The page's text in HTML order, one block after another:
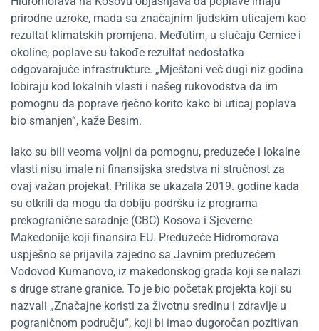
prirodne uzroke, mada sa značajnim ljudskim uticajem kao
rezultat klimatskih promjena. Međutim, u slučaju Cernice i
okoline, poplave su takođe rezultat nedostatka
odgovarajuće infrastrukture. „Mještani već dugi niz godina
lobiraju kod lokalnih vlasti i našeg rukovodstva da im
pomognu da poprave rječno korito kako bi uticaj poplava
bio smanjen“, kaže Besim.
Iako su bili veoma voljni da pomognu, preduzeće i lokalne
vlasti nisu imale ni finansijska sredstva ni stručnost za
ovaj važan projekat. Prilika se ukazala 2019. godine kada
su otkrili da mogu da dobiju podršku iz programa
prekogranične saradnje (CBC) Kosova i Sjeverne
Makedonije koji finansira EU. Preduzeće Hidromorava
uspješno se prijavila zajedno sa Javnim preduzećem
Vodovod Kumanovo, iz makedonskog grada koji se nalazi
s druge strane granice. To je bio početak projekta koji su
nazvali „Značajne koristi za životnu sredinu i zdravlje u
pograničnom području“, koji bi imao dugoročan pozitivan